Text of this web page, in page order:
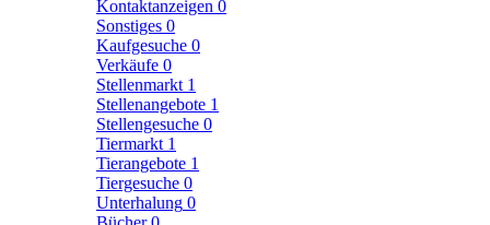
Kontaktanzeigen 0
Sonstiges 0
Kaufgesuche 0
Verkäufe 0
Stellenmarkt 1
Stellenangebote 1
Stellengesuche 0
Tiermarkt 1
Tierangebote 1
Tiergesuche 0
Unterhalung 0